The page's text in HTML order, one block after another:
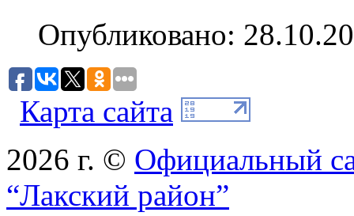
Опубликовано:
Карта сайта
2026 г. © Официальный
“Лакский район”